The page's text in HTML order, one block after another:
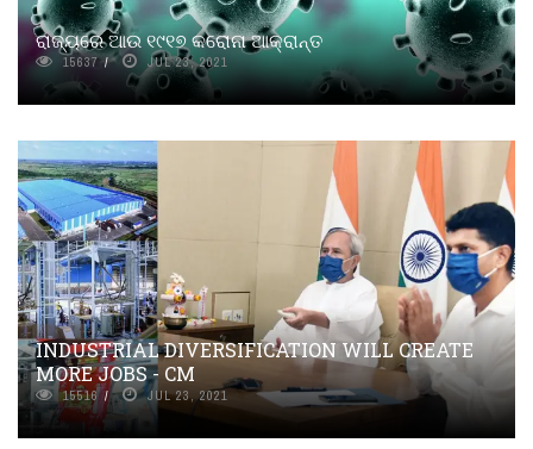
ରାଜ୍ୟରେ ଆଉ ୧୯୧୭ କରୋନା ଆକ୍ରାନ୍ତ
15637 JUL 23, 2021
INDUSTRIAL DIVERSIFICATION WILL CREATE
MORE JOBS - CM
15516 JUL 23, 2021